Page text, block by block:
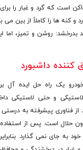
است که گرد و غبار را
و کنه ها را کاملاً از بین
بدرخشد: روشن و تمیز،
کننده داشبورد
یک راه حل ایده آل
و حتی لاستیکی
از فناوری پیشرفته به
حلال است. پس از استفاده
خود به جای نمی گذارد.